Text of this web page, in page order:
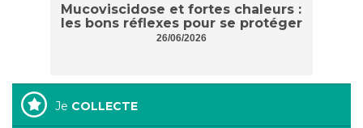
Mucoviscidose et fortes chaleurs :
les bons réflexes pour se protéger
26/06/2026
Je COLLECTE